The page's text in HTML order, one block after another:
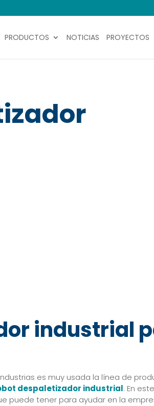
PRODUCTOS NOTICIAS PROYECTOS
industrial
es muy usada la línea de
despaletizador industrial. En
puede tener para ayudar en la